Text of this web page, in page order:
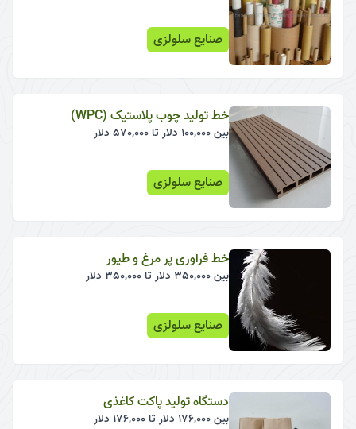
صنایع سلولزی
خط تولید چوب پلاستیک (WPC)
بین 100,000 دلار تا 570,000 دلار
صنایع سلولزی
خط فرآوری پر مرغ و طیور
بین 350,000 دلار تا 350,000 دلار
صنایع سلولزی
دستگاه تولید پاکت کاغذی
بین 176,000 دلار تا 176,000 دلار